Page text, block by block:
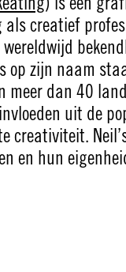
creatief
op zijn naam
meer dan 40
uit de
creativiteit.
en hun